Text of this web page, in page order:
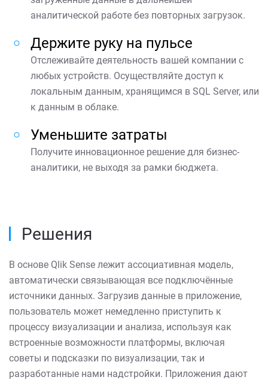
аналитической работе без повторных загрузок.
Держите руку на пульсе
Отслеживайте деятельность вашей компании с
любых устройств. Осуществляйте доступ к
локальным данным, хранящимся в SQL Server, или
к данным в облаке.
Уменьшите затраты
Получите инновационное решение для бизнес-
аналитики, не выходя за рамки бюджета.
Решения
В основе Qlik Sense лежит ассоциативная модель,
автоматически связывающая все подключённые
источники данных. Загрузив данные в приложение,
пользователь может немедленно приступить к
процессу визуализации и анализа, используя как
встроенные возможности платформы, включая
советы и подсказки по визуализации, так и
разработанные нами надстройки. Приложения дают